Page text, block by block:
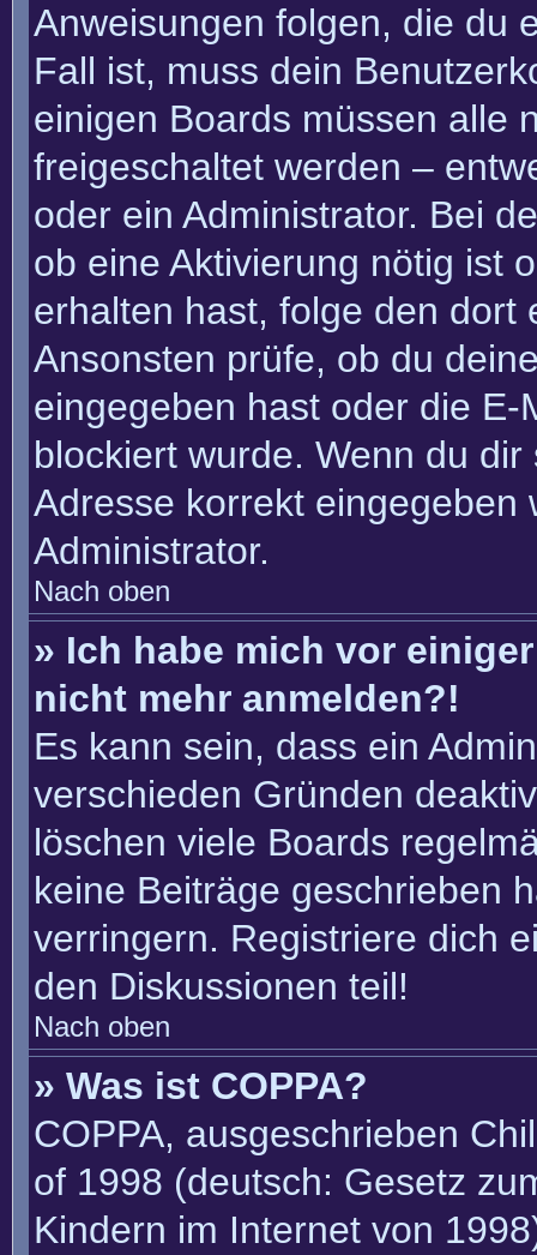
Anweisungen folgen, die du
Fall ist, muss dein
einigen Boards müssen alle
freigeschaltet werden –
oder ein Administrator. Bei
ob eine Aktivierung nötig ist
erhalten hast, folge den dort
Ansonsten prüfe, ob du
eingegeben hast oder die
blockiert wurde. Wenn du
Adresse korrekt
Administrator.
Nach oben
» Ich habe mich vor
nicht mehr anmelden?!
Es kann sein, dass ein
verschieden Gründen
löschen viele Boards
keine Beiträge geschrieben
verringern. Registriere dich
den Diskussionen teil!
Nach oben
» Was ist COPPA?
COPPA, ausgeschrieben
of 1998 (deutsch: Gesetz
Kindern im Internet von